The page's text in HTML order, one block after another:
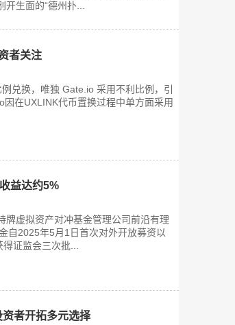
生面的“德州扑...
者关注
兑换，唯独 Gate.io 采用不利比例，引
在UXLINK代币置换过程中单方面采用
益达约5%
牌虚拟资产对冲基金管理公司前沿有理
自2025年5月1日首次对外开放募资以
证监会三次批...
者开拓多元选择